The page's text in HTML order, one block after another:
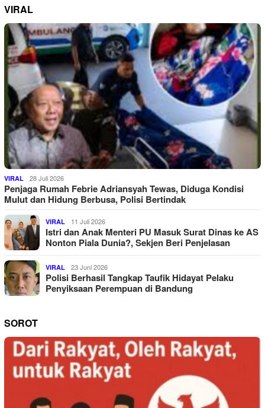
VIRAL
VIRAL 28 Juli 2026
Penjaga Rumah Febrie Adriansyah Tewas, Diduga Kondisi
Mulut dan Hidung Berbusa, Polisi Bertindak
VIRAL 11 Juli 2026
Istri dan Anak Menteri PU Masuk Surat Dinas ke AS
Nonton Piala Dunia?, Sekjen Beri Penjelasan
VIRAL 23 Juni 2026
Polisi Berhasil Tangkap Taufik Hidayat Pelaku
Penyiksaan Perempuan di Bandung
SOROT